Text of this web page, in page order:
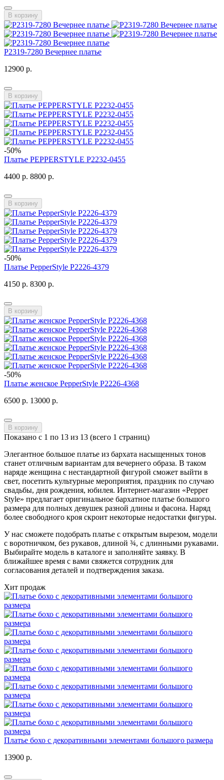
В корзину
P2319-7280 Вечернее платье
12900 р.
В корзину
-50%
Платье PEPPERSTYLE P2232-0455
4400 р. 8800 р.
В корзину
-50%
Платье PepperStyle P2226-4379
4150 р. 8300 р.
В корзину
-50%
Платье женское PepperStyle P2226-4368
6500 р. 13000 р.
В корзину
Показано с 1 по 13 из 13 (всего 1 страниц)
Элегантное большое платье из бархата насыщенных тонов
станет отличным вариантам для вечернего образа. В таком
наряде женщина с нестандартной фигурой сможет выйти в
свет, посетить культурные мероприятия, праздник по случаю
свадьбы, дня рождения, юбилея. Интернет-магазин «Pepper
Style» предлагает оригинальное бархатное платье большого
размера для полных девушек разной длины и фасона. Наряд
более свободного кроя скроит некоторые недостатки фигуры.
У нас сможете подобрать платье с открытым вырезом, модели
с воротничком, без рукавов, длиной ¾, с длинными рукавами.
Выбирайте модель в каталоге и заполняйте заявку. В
ближайшее время с вами свяжется сотрудник для
согласования деталей и подтверждения заказа.
Хит продаж
Платье бохо с декоративными элементами большого размера
13900 р.